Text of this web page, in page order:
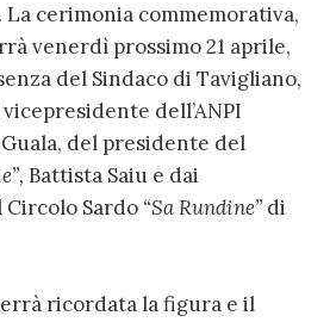
La cerimonia commemorativa,
venerdì prossimo 21 aprile,
del Sindaco di Tavigliano,
dell’ANPI
del presidente del
Battista Saiu e dai
Sardo “Sa Rundine” di
ricordata la figura e il